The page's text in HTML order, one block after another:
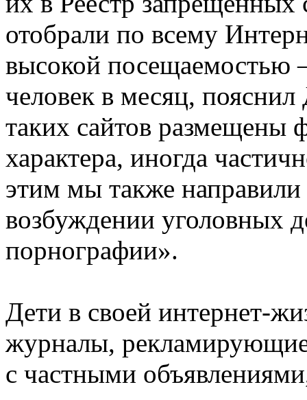
отобрали по всему
высокой посещаемостью
человек в месяц,
таких сайтов размещены
характера, иногда
этим мы также
возбуждении уголовных
порнографии».
Дети в своей интернет-
журналы,
с частными